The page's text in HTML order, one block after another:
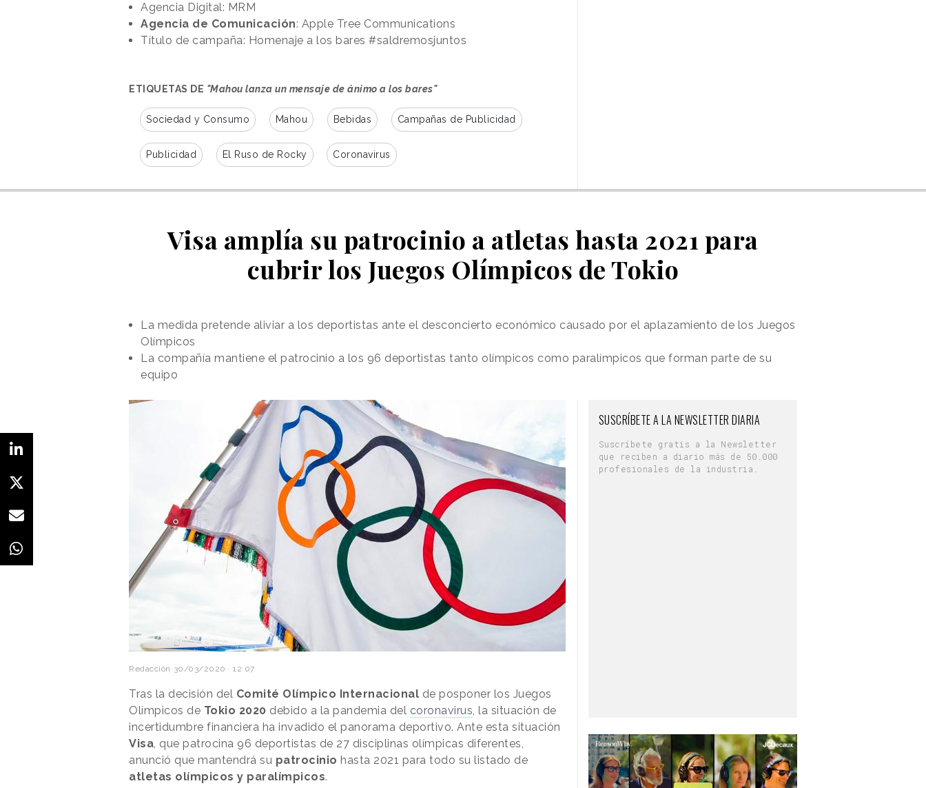
Agencia Digital: MRM
Agencia de Comunicación: Apple Tree Communications
Título de campaña: Homenaje a los bares #saldremosjuntos
ETIQUETAS DE "Mahou lanza un mensaje de ánimo a los bares"
Sociedad y Consumo Mahou Bebidas Campañas de Publicidad
Publicidad El Ruso de Rocky Coronavirus
Visa amplía su patrocinio a atletas hasta 2021 para
cubrir los Juegos Olímpicos de Tokio
La medida pretende aliviar a los deportistas ante el desconcierto económico causado por el aplazamiento de los Juegos
Olímpicos
La compañía mantiene el patrocinio a los 96 deportistas tanto olímpicos como paralímpicos que forman parte de su
equipo
Redacción 30/03/2020 · 12:07
Tras la decisión del Comité Olímpico Internacional de posponer los Juegos
Olímpicos de Tokio 2020 debido a la pandemia del coronavirus, la situación de
incertidumbre financiera ha invadido el panorama deportivo. Ante esta situación
Visa, que patrocina 96 deportistas de 27 disciplinas olímpicas diferentes,
anunció que mantendrá su patrocinio hasta 2021 para todo su listado de
atletas olímpicos y paralímpicos.
SUSCRÍBETE A LA NEWSLETTER DIARIA
Suscríbete gratis a la Newsletter
que reciben a diario más de 50.000
profesionales de la industria.